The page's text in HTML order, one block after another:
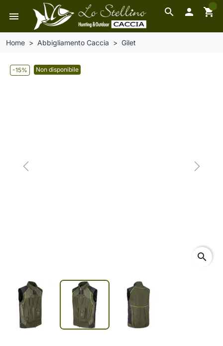
search
menu  shopping_cart
0
Home Abbigliamento Caccia Gilet
-15% Non disponibile
Previous Next
search